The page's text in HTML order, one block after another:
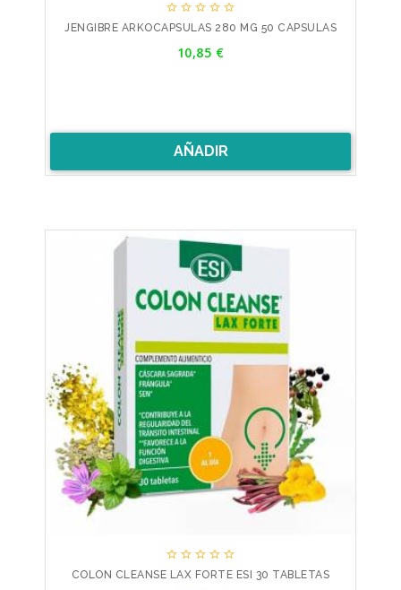
    
JENGIBRE ARKOCAPSULAS 280 MG 50 CAPSULAS
10,85 €
AÑADIR
    
COLON CLEANSE LAX FORTE ESI 30 TABLETAS